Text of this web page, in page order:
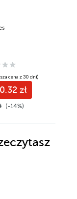
cena z 30 dni)
zł
(-14%)